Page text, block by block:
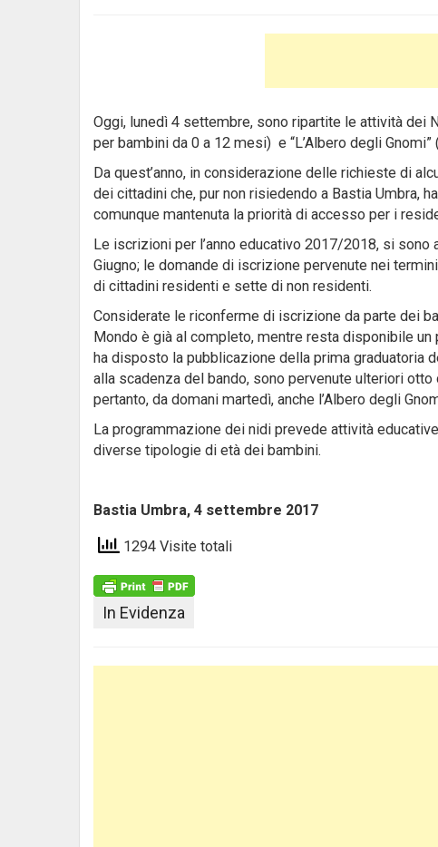
Oggi, lunedì 4 settembre, sono ripartite le attività dei
per bambini da 0 a 12 mesi) e “L’Albero degli
Da quest’anno, in considerazione delle richieste di
dei cittadini che, pur non risiedendo a Bastia Umbra,
comunque mantenuta la priorità di accesso per i
Le iscrizioni per l’anno educativo 2017/2018, si
Giugno; le domande di iscrizione pervenute nei
di cittadini residenti e sette di non residenti.
Considerate le riconferme di iscrizione da parte dei
Mondo è già al completo, mentre resta disponibile
ha disposto la pubblicazione della prima graduatoria
alla scadenza del bando, sono pervenute ulteriori
pertanto, da domani martedì, anche l’Albero degli
La programmazione dei nidi prevede attività
diverse tipologie di età dei bambini.
Bastia Umbra, 4 settembre 2017
1294 Visite totali
In Evidenza